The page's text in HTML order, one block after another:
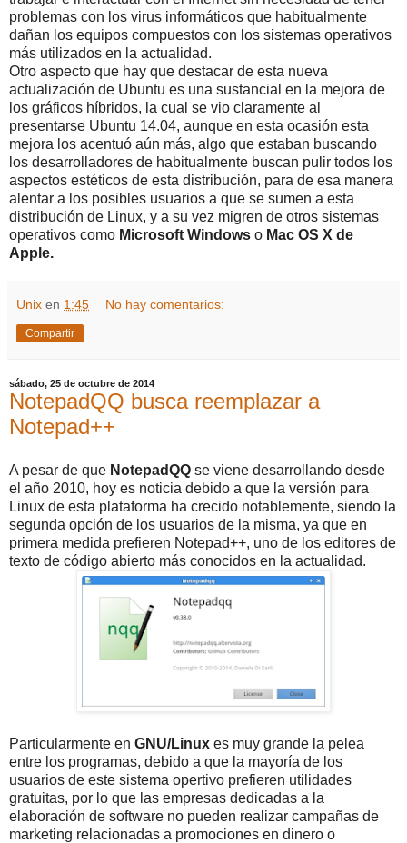
problemas con los virus informáticos que habitualmente
dañan los equipos compuestos con los sistemas operativos
más utilizados en la actualidad.
Otro aspecto que hay que destacar de esta nueva
actualización de Ubuntu es una sustancial en la mejora de
los gráficos híbridos, la cual se vio claramente al
presentarse Ubuntu 14.04, aunque en esta ocasión esta
mejora los acentuó aún más, algo que estaban buscando
los desarrolladores de habitualmente buscan pulir todos los
aspectos estéticos de esta distribución, para de esa manera
alentar a los posibles usuarios a que se sumen a esta
distribución de Linux, y a su vez migren de otros sistemas
operativos como Microsoft Windows o Mac OS X de
Apple.
Unix en 1:45 No hay comentarios:
Compartir
sábado, 25 de octubre de 2014
NotepadQQ busca reemplazar a
Notepad++
A pesar de que NotepadQQ se viene desarrollando desde
el año 2010, hoy es noticia debido a que la versión para
Linux de esta plataforma ha crecido notablemente, siendo la
segunda opción de los usuarios de la misma, ya que en
primera medida prefieren Notepad++, uno de los editores de
texto de código abierto más conocidos en la actualidad.
Particularmente en GNU/Linux es muy grande la pelea
entre los programas, debido a que la mayoría de los
usuarios de este sistema opertivo prefieren utilidades
gratuitas, por lo que las empresas dedicadas a la
elaboración de software no pueden realizar campañas de
marketing relacionadas a promociones en dinero o